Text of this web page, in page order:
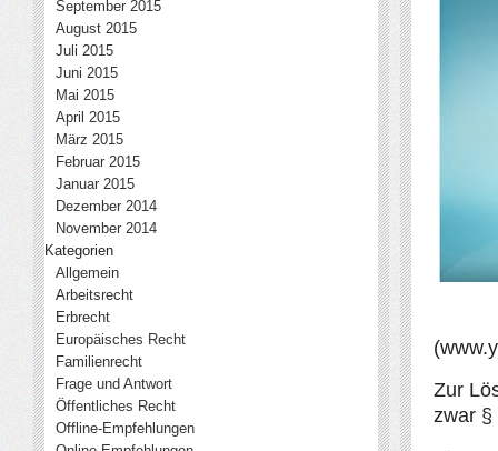
Zur
zwar §
September 2015
August 2015
Juli 2015
Juni 2015
Mai 2015
April 2015
März 2015
Februar 2015
Januar 2015
Dezember 2014
November 2014
Kategorien
Allgemein
Arbeitsrecht
Erbrecht
Europäisches Recht
Familienrecht
Frage und Antwort
Öffentliches Recht
Offline-Empfehlungen